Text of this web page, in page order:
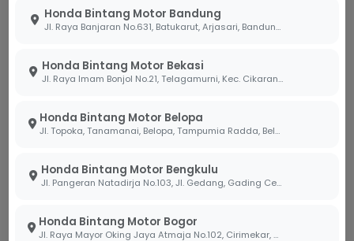
Honda Bintang Motor Bandung
Jl. Raya Banjaran No.631, Batukarut, Arjasari, Bandung, Jawa Barat 40379
Honda Bintang Motor Bekasi
Jl. Raya Imam Bonjol No.21, Telagamurni, Kec. Cikarang Barat, Bekasi Jawa Barat 17530.
Honda Bintang Motor Belopa
Jl. Topoka, Tanamanai, Belopa, Tampumia Radda, Belopa, Kabupaten Luwu, Sulawesi Selatan 91994
Honda Bintang Motor Bengkulu
Jl. Pangeran Natadirja No.103, Jl. Gedang, Gading Cemp., Kota Bengkulu, Bengkulu 38226
Honda Bintang Motor Bogor
Jl. Raya Mayor Oking Jaya Atmaja No.102, Cirimekar, Kec. Cibinong, Kabupaten Bogor, Jawa Barat 16918
Periksa Kondisi Rem Sebelum Berangkat:
Pastikan minyak rem, kampas rem, dan selang
Bintang Motor siap melakukan pengecekan
menyeluruh sistem pengereman motor Sobi.
Manfaat Teknologi untuk
Keamanan Perjalanan
Di diler Bintang Motor, kami meyakini bahwa teknik
berkendara yang benar harus didukung oleh
kondisi kendaraan. FiturRoadsync Duo